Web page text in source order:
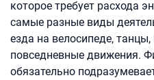
которое требует расхода
самые разные виды
езда на велосипеде,
повседневные движения.
обязательно